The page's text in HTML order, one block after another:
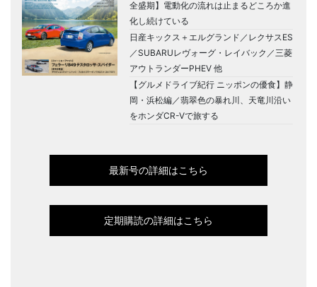
全盛期】電動化の流れは止まるどころか進
化し続けている
日産キックス＋エルグランド／レクサスES
／SUBARUレヴォーグ・レイバック／三菱
アウトランダーPHEV 他
【グルメドライブ紀行 ニッポンの優食】静
岡・浜松編／翡翠色の暴れ川、天竜川沿い
をホンダCR-Vで旅する
最新号の詳細はこちら
定期購読の詳細はこちら